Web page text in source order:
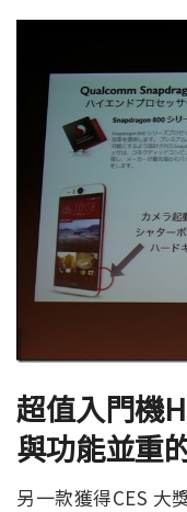
超值入門機
與功能並重
另一款獲得CES 大